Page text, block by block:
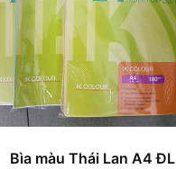
Bìa màu Thái Lan A4 ĐL